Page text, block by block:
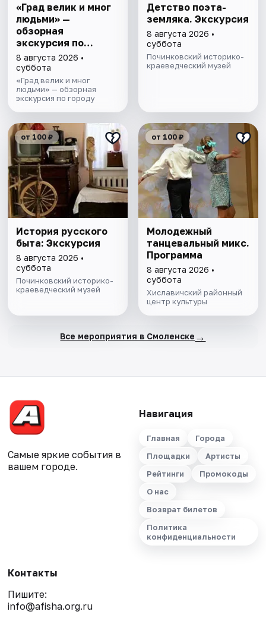
«Град велик и мног
людьми» —
обзорная
экскурсия по
Смоленску
8 августа 2026 •
суббота
«Град велик и мног
людьми» — обзорная
экскурсия по городу
Детство поэта-
земляка. Экскурсия
8 августа 2026 •
суббота
Починковский историко-
краеведческий музей
от 100 ₽
История русского
быта: Экскурсия
8 августа 2026 •
суббота
Починковский историко-
краеведческий музей
от 100 ₽
Молодежный
танцевальный микс.
Программа
8 августа 2026 •
суббота
Хиславичский районный
центр культуры
Все мероприятия в Смоленске →
Самые яркие события в
вашем городе.
Навигация
Главная
Города
Площадки
Артисты
Рейтинги
Промокоды
О нас
Возврат билетов
Политика
конфиденциальности
Контакты
Пишите:
info@afisha.org.ru